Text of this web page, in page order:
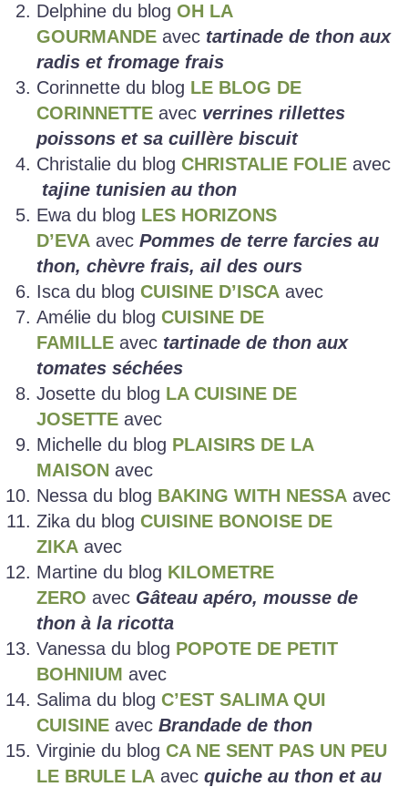
Delphine du blog OH LA
GOURMANDE avec tartinade de thon aux
radis et fromage frais
Corinnette du blog LE BLOG DE
CORINNETTE avec verrines rillettes
poissons et sa cuillère biscuit
Christalie du blog CHRISTALIE FOLIE avec
tajine tunisien au thon
Ewa du blog LES HORIZONS
D’EVA avec Pommes de terre farcies au
thon, chèvre frais, ail des ours
Isca du blog CUISINE D’ISCA avec
Amélie du blog CUISINE DE
FAMILLE avec tartinade de thon aux
tomates séchées
Josette du blog LA CUISINE DE
JOSETTE avec
Michelle du blog PLAISIRS DE LA
MAISON avec
Nessa du blog BAKING WITH NESSA avec
Zika du blog CUISINE BONOISE DE
ZIKA avec
Martine du blog KILOMETRE
ZERO avec Gâteau apéro, mousse de
thon à la ricotta
Vanessa du blog POPOTE DE PETIT
BOHNIUM avec
Salima du blog C’EST SALIMA QUI
CUISINE avec Brandade de thon
Virginie du blog CA NE SENT PAS UN PEU
LE BRULE LA avec quiche au thon et au